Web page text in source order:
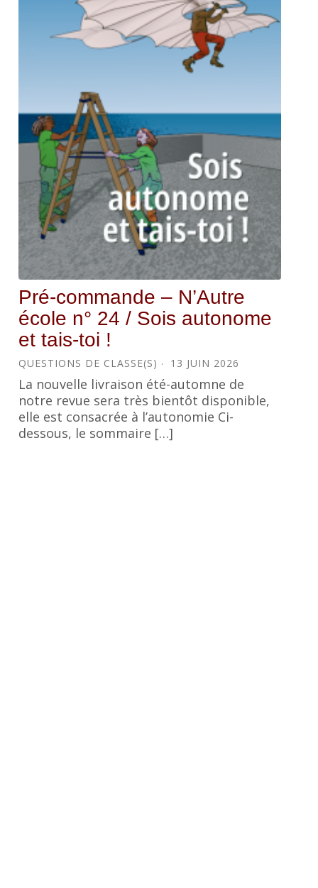
Pré-commande – N’Autre
école n° 24 / Sois autonome
et tais-toi !
QUESTIONS DE CLASSE(S) 13 JUIN 2026
La nouvelle livraison été-automne de
notre revue sera très bientôt disponible,
elle est consacrée à l’autonomie Ci-
dessous, le sommaire […]